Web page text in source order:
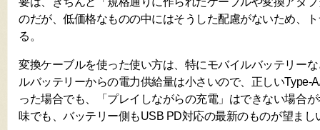
のだが、低価格なものの中にはそうした配慮がないため、
る。
変換ケーブルを使った使い方は、特にモバイルバッテリー
ルバッテリーからの電力供給量は小さいので、正しいType-
った場合でも、「プレイしながらの充電」はできない場合
味でも、バッテリー側もUSB PD対応の最新のものが望まし